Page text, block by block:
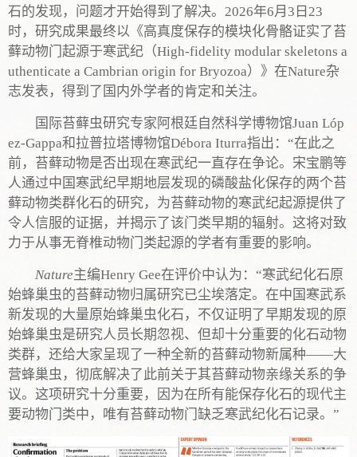
石的发现，问题才开始得到了解决。2026年6月3日23
时，研究成果最终以《高真度保存的模块化骨骼证实了苔
藓动物门起源于寒武纪（High-fidelity modular skeletons a
uthenticate a Cambrian origin for Bryozoa）》在Nature杂
志发表，得到了国内外学者的肯定和关注。
国际苔藓虫研究专家阿根廷自然科学博物馆Juan Lóp
ez-Gappa和拉普拉塔博物馆Débora Iturra指出：“在此之
前，苔藓动物是否出现在寒武纪一直存在争论。宋宝鹏等
人通过中国寒武纪早期地层发现的磷酸盐化保存的两个苔
藓动物类群化石的研究，为苔藓动物的寒武纪起源提供了
令人信服的证据，并揭示了该门类早期的辐射。这将对致
力于从事无脊椎动物门类起源的学者有重要的影响。
Nature主编Henry Gee在评价中认为：“寒武纪化石原
始蜂巢虫的苔藓动物归属研究已尘埃落定。在中国寒武系
新发现的大量原始蜂巢虫化石，不仅证明了早期发现的原
始蜂巢虫是研究人员长期忽视、但却十分重要的化石动物
类群，还给大家呈现了一种全新的苔藓动物新属种——大
营蜂巢虫，彻底解决了此前关于其苔藓动物亲缘关系的争
议。这项研究十分重要，因为在所有能保存化石的现代主
要动物门类中，唯有苔藓动物门缺乏寒武纪化石记录。”